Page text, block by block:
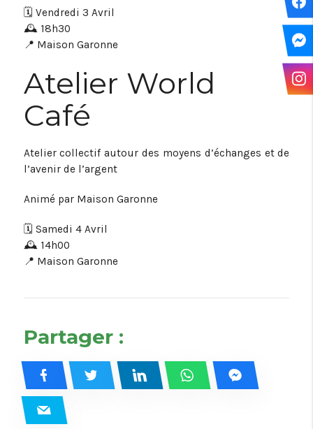
🗓️ Vendredi 3 Avril
🕰️ 18h30
📍 Maison Garonne
Atelier World
Café
Atelier collectif autour des moyens d’échanges et de
l’avenir de l’argent
Animé par Maison Garonne
🗓️ Samedi 4 Avril
🕰️ 14h00
📍 Maison Garonne
Partager :